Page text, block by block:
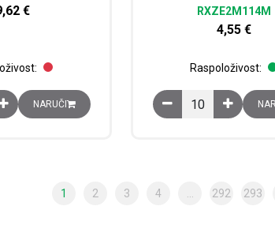
€
s poklopcem XVU, crna, 24 V AC/DC, IP65. količina
NARUČI
RXZE2M114M
4,55 €
Raspoloživost:
Baza
1 2 3 4 … 292 293